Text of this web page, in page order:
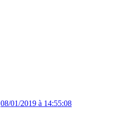
08/01/2019 à 14:55:08